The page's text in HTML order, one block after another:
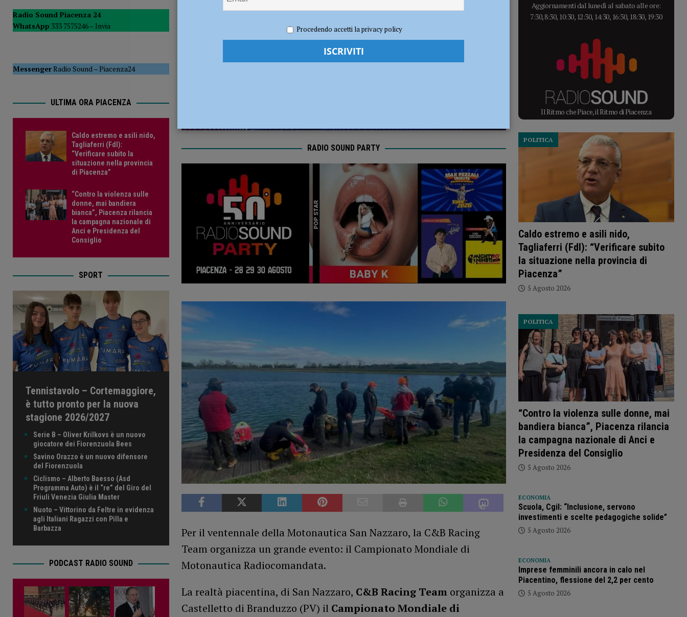
[ 5 Agosto 2026 ] Tennistavolo – Cortemaggiore, è tutto pronto per la nuova stagione 2026/2027 NOTIZIE
Redazione MC Sport
RADIO SOUND PARTY
Per il ventennale della Motonautica San Nazzaro, la C&B Racing
Team organizza un grande evento: il Campionato Mondiale di
Motonautica Radiocomandata.
La realtà piacentina, di San Nazzaro, C&B Racing Teamorganizza a
Castelletto di Branduzzo (PV) il Campionato Mondiale di
Radio Sound Piacenza 24
WhatsApp 333 7575246 – Invia
MessengerRadio Sound–Piacenza24
ULTIMA ORA PIACENZA
Caldo estremo e asili nido,
Tagliaferri (FdI):
“Verificare subito la
situazione nella provincia
di Piacenza”
“Contro la violenza sulle
donne, mai bandiera
bianca”, Piacenza rilancia
la campagna nazionale di
Anci e Presidenza del
Consiglio
SPORT
Tennistavolo – Cortemaggiore,
è tutto pronto per la nuova
stagione 2026/2027
Serie B – Oliver Krilkovs è un nuovo
giocatore dei Fiorenzuola Bees
Savino Orazzo è un nuovo difensore
del Fiorenzuola
Ciclismo – Alberto Baesso (Asd
Programma Auto) è il “re” del Giro del
Friuli Venezia Giulia Master
Nuoto – Vittorino da Feltre in evidenza
agli Italiani Ragazzi con Pilla e
Barbazza
PODCAST RADIO SOUND
Aggiornamenti dal lunedì al sabato alle ore:
7:30, 8:30, 10:30, 12:30, 14:30, 16:30, 18:30, 19:30
Il Ritmo che Piace, il Ritmo di Piacenza
Caldo estremo e asili nido,
Tagliaferri (FdI): “Verificare subito
la situazione nella provincia di
Piacenza”
POLITICA
5 Agosto 2026
“Contro la violenza sulle donne, mai
bandiera bianca”, Piacenza rilancia
la campagna nazionale di Anci e
Presidenza del Consiglio
POLITICA
5 Agosto 2026
ECONOMIA
Scuola, Cgil: “Inclusione, servono
investimenti e scelte pedagogiche solide”
5 Agosto 2026
ECONOMIA
Imprese femminili ancora in calo nel
Piacentino, flessione del 2,2 per cento
5 Agosto 2026
Procedendo accetti la privacy policy